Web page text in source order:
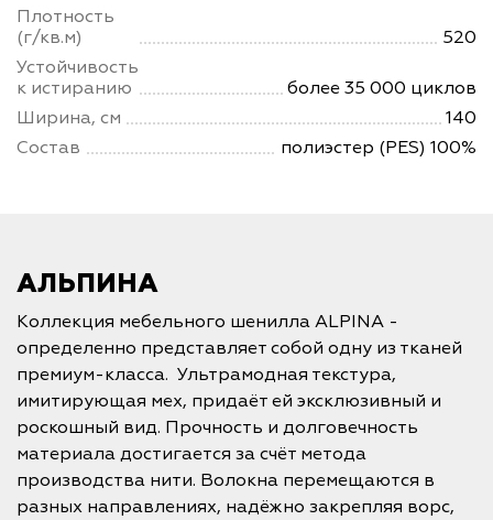
Плотность
(г/кв.м)
520
Устойчивость
к истиранию
более 35 000 циклов
Ширина, см
140
Состав
полиэстер (PES) 100%
АЛЬПИНА
Коллекция мебельного шенилла ALPINA -
определенно представляет собой одну из тканей
премиум-класса. Ультрамодная текстура,
имитирующая мех, придаёт ей эксклюзивный и
роскошный вид. Прочность и долговечность
материала достигается за счёт метода
производства нити. Волокна перемещаются в
разных направлениях, надёжно закрепляя ворс,